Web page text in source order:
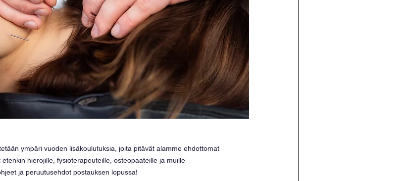
ympäri vuoden lisäkoulutuksia, joita pitävät alamme ehdottomat
hierojille, fysioterapeuteille, osteopaateille ja muille
ja peruutusehdot postauksen lopussa!